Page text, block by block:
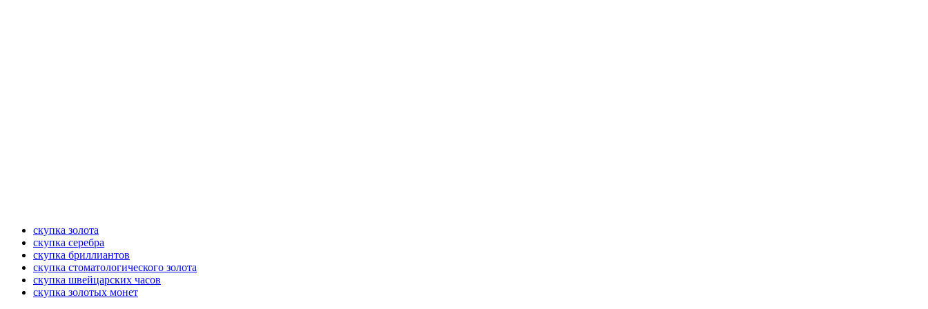
скупка золота
скупка серебра
скупка бриллиантов
скупка стоматологического золота
скупка швейцарских часов
скупка золотых монет